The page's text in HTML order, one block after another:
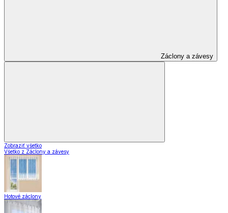
Záclony a závesy
Zobraziť všetko
Všetko z Záclony a závesy
Hotové záclony